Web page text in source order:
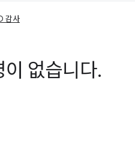
감사
없습니다.